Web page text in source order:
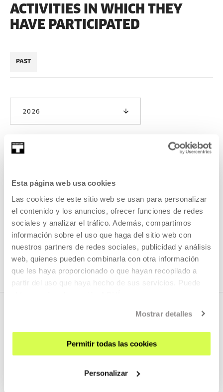
Esta página web usa cookies
Las cookies de este sitio web se usan para personalizar
el contenido y los anuncios, ofrecer funciones de redes
sociales y analizar el tráfico. Además, compartimos
información sobre el uso que haga del sitio web con
nuestros partners de redes sociales, publicidad y análisis
web, quienes pueden combinarla con otra información
que les haya proporcionado o que hayan recopilado a
partir del uso que haya hecho de sus servicios. Puede
Mostrar detalles
Permitir todas las cookies
Personalizar
ACTIVITIES IN WHICH THEY
HAVE PARTICIPATED
PAST
2026
Gure berbena 2026
READ MORE
SEE ALL ARTISTS AND CREATORS